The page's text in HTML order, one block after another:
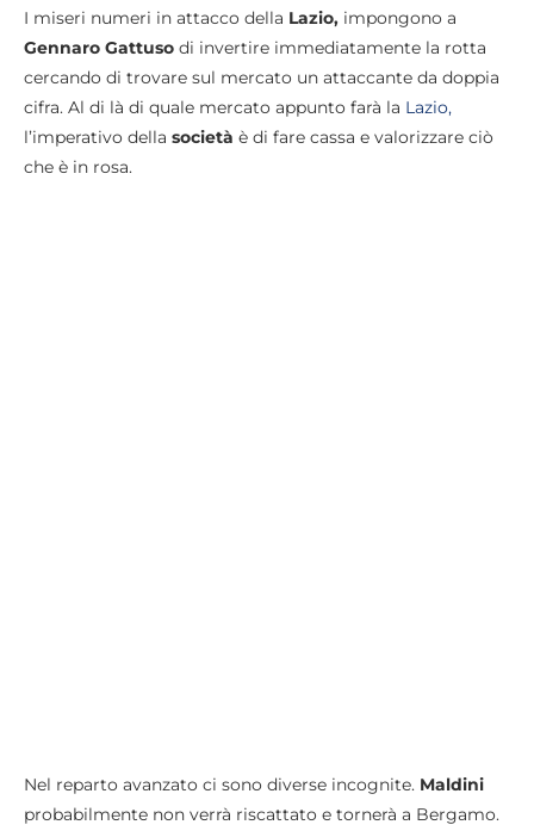
I miseri numeri in attacco della Lazio, impongono a
Gennaro Gattuso di invertire immediatamente la rotta
cercando di trovare sul mercato un attaccante da doppia
cifra. Al di là di quale mercato appunto farà la Lazio,
l’imperativo della società è di fare cassa e valorizzare ciò
che è in rosa.
Nel reparto avanzato ci sono diverse incognite. Maldini
probabilmente non verrà riscattato e tornerà a Bergamo.